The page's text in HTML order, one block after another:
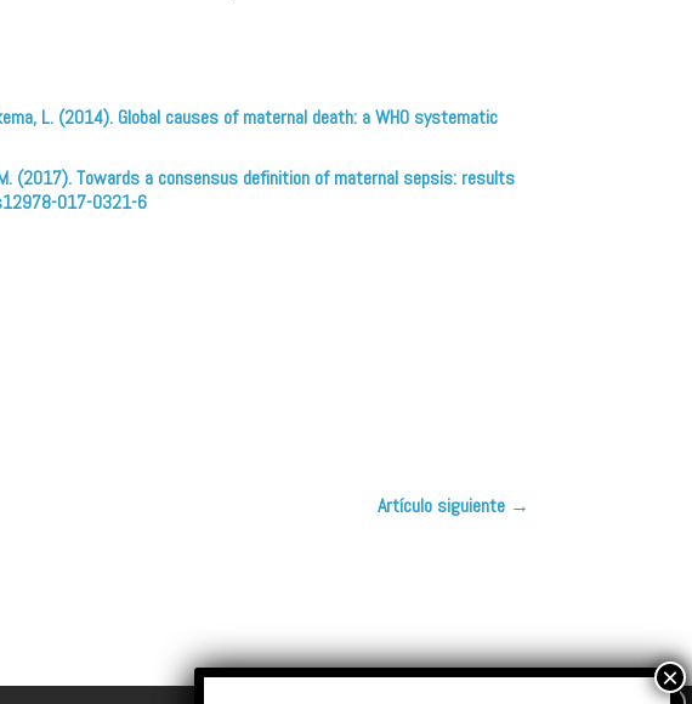
L. (2014). Global causes of maternal death: a WHO systematic
M. (2017). Towards a consensus definition of maternal sepsis: results
017-0321-6
Artículo siguiente→